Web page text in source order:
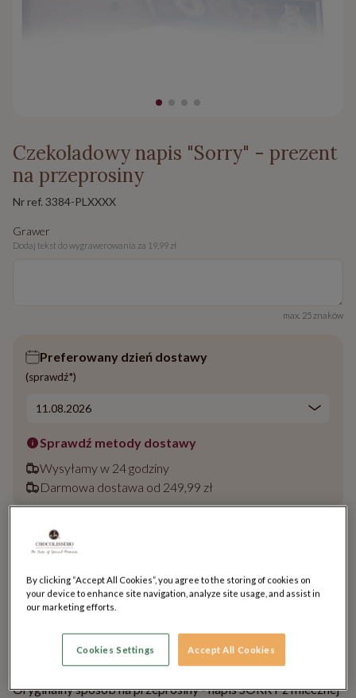
Czekoladowy napis "Sorry" - prezent
na przeprosiny
Nr ref. 3384-PLXXXX
Grawer
Dodaj tekst do wygrawerowania za 19,99 zł
max. 25 znaków
Preferowany dzień dostawy
(sprawdź*)
Sprawdź metody dostawy
Wysyłamy w 24 godziny
Darmowa dostawa od 249,99 zł
149.90 zł
Produkt chwilowo niedostępny
Oryginalny sposób na przeprosiny - napis SORRY z mlecznej
By clicking “Accept All Cookies”, you agree to the storing of cookies on
your device to enhance site navigation, analyze site usage, and assist in
our marketing efforts.
Cookies Settings Accept All Cookies